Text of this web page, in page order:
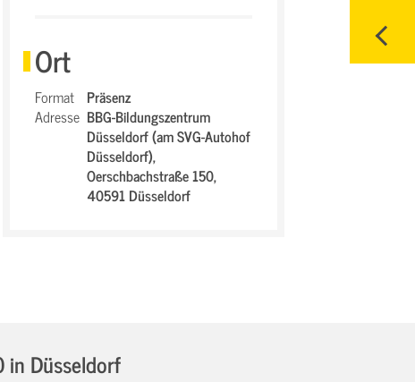
Ort
Format Präsenz
Adresse BBG-Bildungszentrum
Düsseldorf (am SVG-Autohof
Düsseldorf),
Oerschbachstraße 150,
40591 Düsseldorf
in Düsseldorf